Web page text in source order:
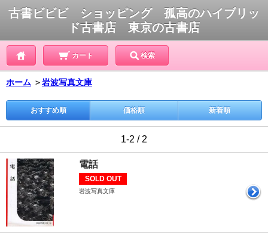
古書ビビビ ショッピング 孤高のハイブリッ
ド古書店 東京の古書店
カート 検索
ホーム ＞岩波写真文庫
おすすめ順 価格順 新着順
1-2 / 2
電話
SOLD OUT
岩波写真文庫